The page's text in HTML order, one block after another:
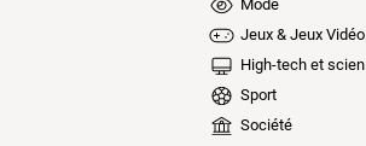
Mode
Jeux & Jeux Vidéo
High-tech et sciences
Sport
Société